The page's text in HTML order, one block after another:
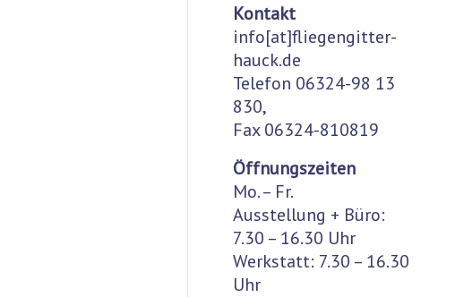
Kontakt
info[at]fliegengitter-
hauck.de
Telefon 06324-98 13
830,
Fax 06324-810819
Öffnungszeiten
Mo. – Fr.
Ausstellung + Büro:
7.30 – 16.30 Uhr
Werkstatt: 7.30 – 16.30
Uhr